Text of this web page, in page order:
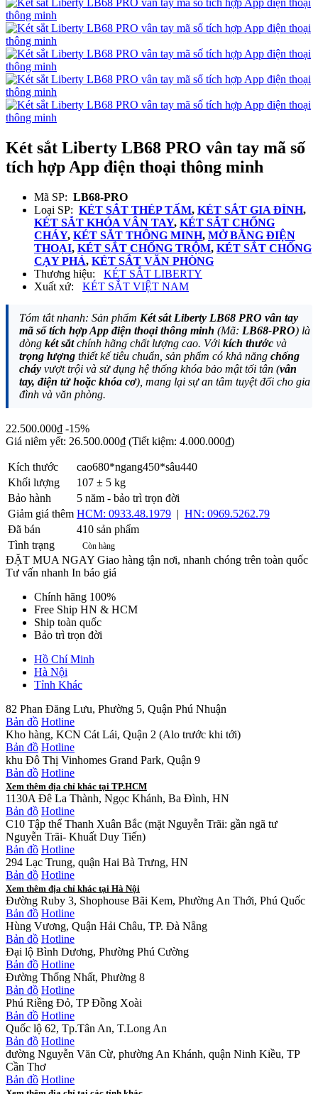
Két sắt Liberty LB68 PRO vân tay mã số
tích hợp App điện thoại thông minh
Mã SP: LB68-PRO
Loại SP: KÉT SẮT THÉP TẤM, KÉT SẮT GIA ĐÌNH,
KÉT SẮT KHÓA VÂN TAY, KÉT SẮT CHỐNG
CHÁY, KÉT SẮT THÔNG MINH, MỞ BẰNG ĐIỆN
THOẠI, KÉT SẮT CHỐNG TRỘM, KÉT SẮT CHỐNG
CẠY PHÁ, KÉT SẮT VĂN PHÒNG
Thương hiệu: KÉT SẮT LIBERTY
Xuất xứ: KÉT SẮT VIỆT NAM
Tóm tắt nhanh: Sản phẩm Két sắt Liberty LB68 PRO vân tay
mã số tích hợp App điện thoại thông minh (Mã: LB68-PRO) là
dòng két sắtchính hãng chất lượng cao. Với kích thước và
trọng lượng thiết kế tiêu chuẩn, sản phẩm có khả năng chống
cháy vượt trội và sử dụng hệ thống khóa bảo mật tối tân (vân
tay, điện tử hoặc khóa cơ), mang lại sự an tâm tuyệt đối cho gia
đình và văn phòng.
22.500.000₫ -15%
Giá niêm yết: 26.500.000₫ (Tiết kiệm: 4.000.000₫)
Kích thước
cao680*ngang450*sâu440
Khối lượng
107 ± 5 kg
Bảo hành
5 năm - bảo trì trọn đời
Giảm giá thêm HCM: 0933.48.1979 | HN: 0969.5262.79
Đã bán
410 sản phẩm
Tình trạng
Còn hàng
ĐẶT MUA NGAY Giao hàng tận nơi, nhanh chóng trên toàn quốc
Tư vấn nhanh In báo giá
Chính hãng 100%
Free Ship HN & HCM
Ship toàn quốc
Bảo trì trọn đời
Hồ Chí Minh
Hà Nội
Tỉnh Khác
82 Phan Đăng Lưu, Phường 5, Quận Phú Nhuận
Bản đồ Hotline
Kho hàng, KCN Cát Lái, Quận 2 (Alo trước khi tới)
Bản đồ Hotline
khu Đô Thị Vinhomes Grand Park, Quận 9
Bản đồ Hotline
Xem thêm địa chỉ khác tại TP.HCM
1130A Đê La Thành, Ngọc Khánh, Ba Đình, HN
Bản đồ Hotline
C10 Tập thể Thanh Xuân Bắc (mặt Nguyễn Trãi: gần ngã tư
Nguyễn Trãi- Khuất Duy Tiến)
Bản đồ Hotline
294 Lạc Trung, quận Hai Bà Trưng, HN
Bản đồ Hotline
Xem thêm địa chỉ khác tại Hà Nội
Đường Ruby 3, Shophouse Bãi Kem, Phường An Thới, Phú Quốc
Bản đồ Hotline
Hùng Vương, Quận Hải Châu, TP. Đà Nẵng
Bản đồ Hotline
Đại lộ Bình Dương, Phường Phú Cường
Bản đồ Hotline
Đường Thống Nhất, Phường 8
Bản đồ Hotline
Phú Riềng Đỏ, TP Đồng Xoài
Bản đồ Hotline
Quốc lộ 62, Tp.Tân An, T.Long An
Bản đồ Hotline
đường Nguyễn Văn Cừ, phường An Khánh, quận Ninh Kiều, TP
Cần Thơ
Bản đồ Hotline